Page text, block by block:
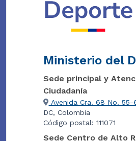
Ministerio del
Sede principal y
Ciudadanía
Avenida Cra. 68 No. 55-
DC, Colombia
Código postal: 111071
Sede Centro de Alto